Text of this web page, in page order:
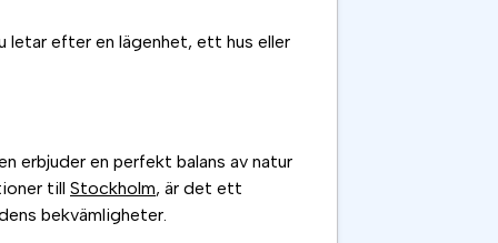
letar efter en lägenhet, ett hus eller
erbjuder en perfekt balans av natur
till Stockholm, är det ett
bekvämligheter.